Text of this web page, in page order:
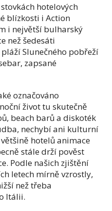
hotelových
blízkosti i Action
i největší bulharský
než šedesáti
Slunečného pobřeží
zapsané
označováno
život tu skutečně
beach barů a diskoték
nechybí ani kulturní
hotelů animace
stále drží pověst
Podle našich zjištění
letech mírně vzrostly,
než třeba
Itálii.